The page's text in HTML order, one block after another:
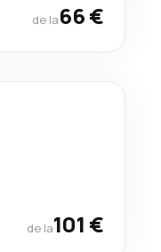
de la66 €
de la101 €